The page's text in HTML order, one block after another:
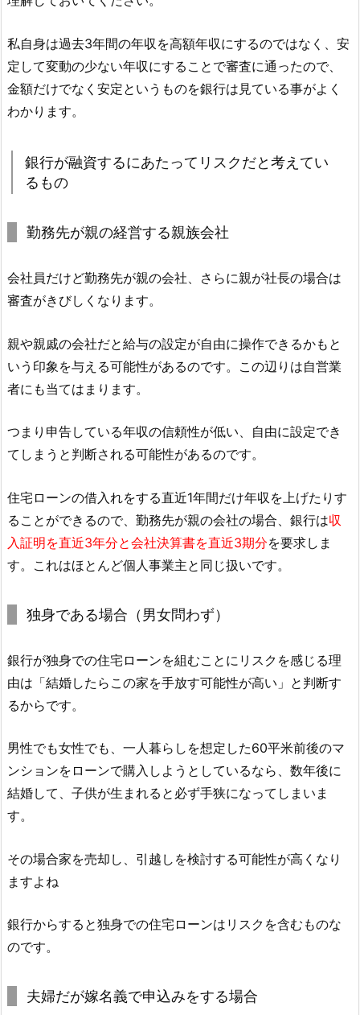
私自身は過去3年間の年収を高額年収にするのではなく、安
定して変動の少ない年収にすることで審査に通ったので、
金額だけでなく安定というものを銀行は見ている事がよく
わかります。
銀行が融資するにあたってリスクだと考えてい
るもの
勤務先が親の経営する親族会社
会社員だけど勤務先が親の会社、さらに親が社長の場合は
審査がきびしくなります。
親や親戚の会社だと給与の設定が自由に操作できるかもと
いう印象を与える可能性があるのです。この辺りは自営業
者にも当てはまります。
つまり申告している年収の信頼性が低い、自由に設定でき
てしまうと判断される可能性があるのです。
住宅ローンの借入れをする直近1年間だけ年収を上げたりす
ることができるので、勤務先が親の会社の場合、銀行は収
入証明を直近3年分と会社決算書を直近3期分を要求しま
す。これはほとんど個人事業主と同じ扱いです。
独身である場合（男女問わず）
銀行が独身での住宅ローンを組むことにリスクを感じる理
由は「結婚したらこの家を手放す可能性が高い」と判断す
るからです。
男性でも女性でも、一人暮らしを想定した60平米前後のマ
ンションをローンで購入しようとしているなら、数年後に
結婚して、子供が生まれると必ず手狭になってしまいま
す。
その場合家を売却し、引越しを検討する可能性が高くなり
ますよね
銀行からすると独身での住宅ローンはリスクを含むものな
のです。
夫婦だが嫁名義で申込みをする場合